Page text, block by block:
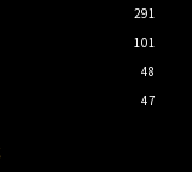
291
101
48
47